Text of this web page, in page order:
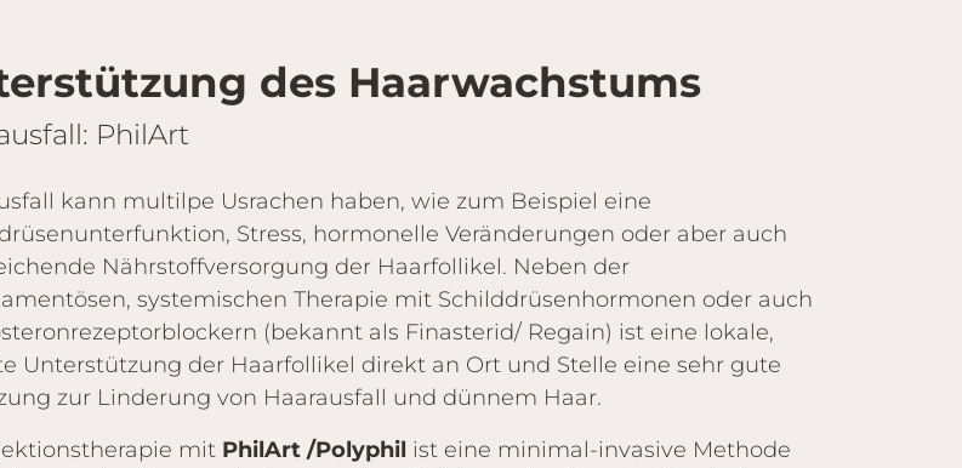
des Haarwachstums
PhilArt
kann multilpe Usrachen haben, wie zum Beispiel eine
Stress, hormonelle Veränderungen oder aber auch
Nährstoffversorgung der Haarfollikel. Neben der
systemischen Therapie mit Schilddrüsenhormonen oder auch
(bekannt als Finasterid/ Regain) ist eine lokale,
Unterstützung der Haarfollikel direkt an Ort und Stelle eine sehr gute
zur Linderung von Haarausfall und dünnem Haar.
mit PhilArt /Polyphil ist eine minimal-invasive Methode